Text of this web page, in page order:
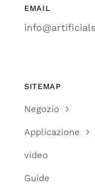
EMAIL
SITEMAP
Negozio
Applicazione
video
Guide